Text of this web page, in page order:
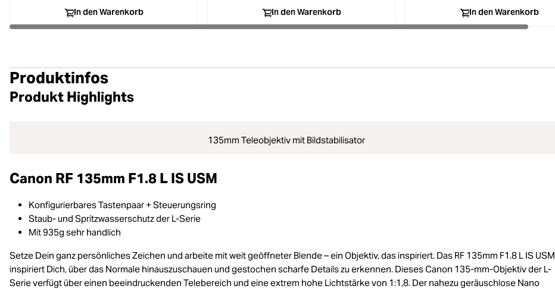
In den Warenkorb
In den Warenkorb
In den Warenkorb
Produktinfos
Produkt Highlights
135mm Teleobjektiv mit Bildstabilisator
Canon RF 135mm F1.8 L IS USM
Konfigurierbares Tastenpaar + Steuerungsring
Staub- und Spritzwasserschutz der L-Serie
Mit 935g sehr handlich
Setze Dein ganz persönliches Zeichen und arbeite mit weit geöffneter Blende – ein Objektiv, das inspiriert. Das RF 135mm F1.8 L IS USM
inspiriert Dich, über das Normale hinauszuschauen und gestochen scharfe Details zu erkennen. Dieses Canon 135-mm-Objektiv der L-
Serie verfügt über einen beeindruckenden Telebereich und eine extrem hohe Lichtstärke von 1:1,8. Der nahezu geräuschlose Nano